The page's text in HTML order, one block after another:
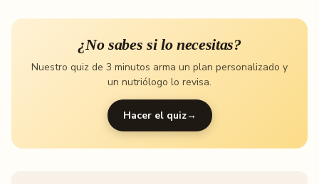
¿No sabes si lo necesitas?
Nuestro quiz de 3 minutos arma un plan personalizado y
un nutriólogo lo revisa.
Hacer el quiz→